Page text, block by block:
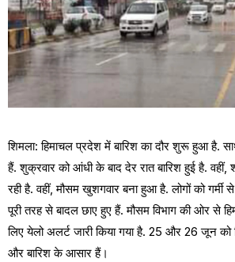
शिमला: हिमाचल प्रदेश में बारिश का दौर शुरू हुआ है.
हैं. शुक्रवार को आंधी के बाद देर रात बारिश हुई है.
रही है. वहीं, मौसम खुशगवार बना हुआ है. लोगों को गर्मी
पूरी तरह से बादल छाए हुए हैं. मौसम विभाग की ओर से
लिए येलो अलर्ट जारी किया गया है. 25 और 26 जून को
और बारिश के आसार हैं।